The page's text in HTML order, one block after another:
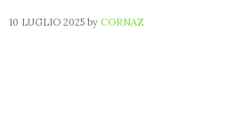
10 LUGLIO 2025 by CORNAZ